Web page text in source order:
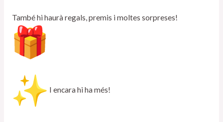
També hi haurà regals, premis i moltes sorpreses!
I encara hi ha més!